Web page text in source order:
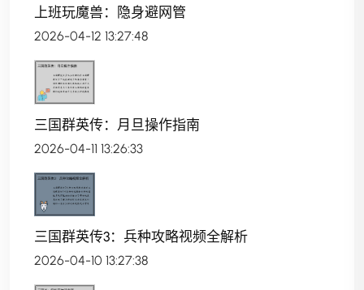
上班玩魔兽：隐身避网管
2026-04-12 13:27:48
三国群英传：月旦操作指南
2026-04-11 13:26:33
三国群英传3：兵种攻略视频全解析
2026-04-10 13:27:38